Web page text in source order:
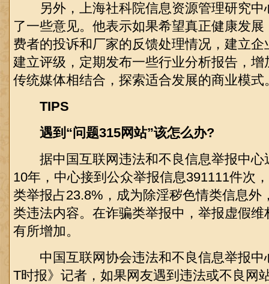
另外，上海社科院信息资源管理研究中
了一些意见。他表示如果希望真正健康发
费者的投诉和厂家的反馈处理情况，建立
建立评级，定期发布一些行业分析报告，
传统媒体相结合，探索适合发展的商业模式
TIPS
遇到“问题315网站”该怎么办?
据中国互联网违法和不良信息举报中心
10年，中心接到公众举报信息391111件次
类举报占23.8%，成为除淫秽色情类信息外
类违法内容。在诈骗类举报中，举报虚假
有所增加。
中国互联网协会违法和不良信息举报中
T时报》记者，如果网友遇到违法或不良网